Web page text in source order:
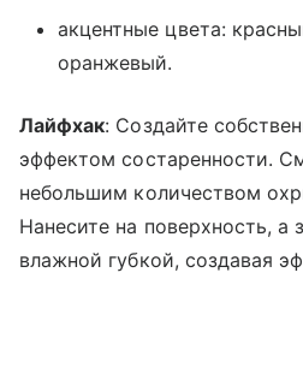
акцентные цвета:
оранжевый.
Лайфхак: Создайте
эффектом состаренности.
небольшим количеством
Нанесите на поверхность, а
влажной губкой, создавая